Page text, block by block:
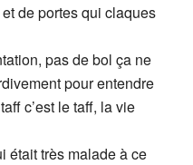
de portes qui claques
pas de bol ça ne
pour entendre
c’est le taff, la vie
était très malade à ce